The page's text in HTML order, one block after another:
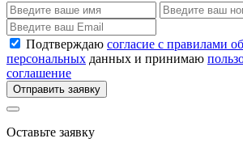
Подтверждаю согласие с правилами
персональных данных и принимаю
соглашение
Отправить заявку
Оставьте заявку